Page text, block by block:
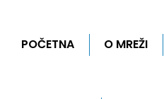
POČETNA O MREŽI